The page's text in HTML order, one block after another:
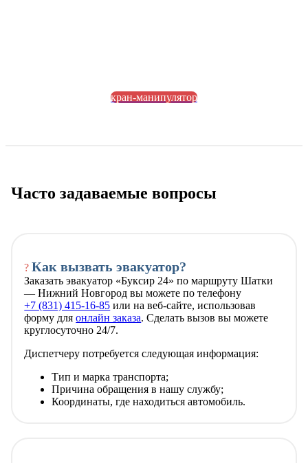
кран-манипулятор
Часто задаваемые вопросы
? Как вызвать эвакуатор?
Заказать эвакуатор «Буксир 24» по маршруту Шатки
— Нижний Новгород вы можете по телефону
+7 (831) 415-16-85 или на веб-сайте, использовав
форму дляонлайн заказа. Сделать вызов вы можете
круглосуточно 24/7.
Диспетчеру потребуется следующая информация:
Тип и марка транспорта;
Причина обращения в нашу службу;
Координаты, где находиться автомобиль.